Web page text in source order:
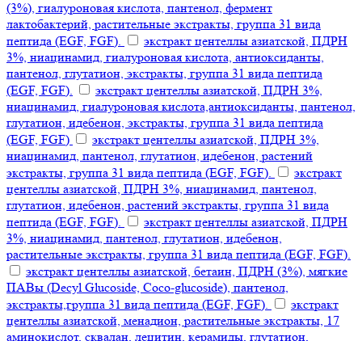
(3%), гиалуроновая кислота, пантенол, фермент
лактобактерий, растительные экстракты, группа 31 вида
пептида (EGF, FGF).
экстракт центеллы азиатской, ПДРН
3%, ниацинамид, гиалуроновая кислота, антиоксиданты,
пантенол, глутатион, экстракты, группа 31 вида пептида
(EGF, FGF).
экстракт центеллы азиатской, ПДРН 3%,
ниацинамид, гиалуроновая кислота,антиоксиданты, пантенол,
глутатион, идебенон, экстракты, группа 31 вида пептида
(EGF, FGF)
экстракт центеллы азиатской, ПДРН 3%,
ниацинамид, пантенол, глутатион, идебенон, растений
экстракты, группа 31 вида пептида (EGF, FGF).
экстракт
центеллы азиатской, ПДРН 3%, ниацинамид, пантенол,
глутатион, идебенон, растений экстракты, группа 31 вида
пептида (EGF, FGF).
экстракт центеллы азиатской, ПДРН
3%, ниацинамид, пантенол, глутатион, идебенон,
растительные экстракты, группа 31 вида пептида (EGF, FGF).
экстракт центеллы азиатской, бетаин, ПДРН (3%), мягкие
ПАВы (Decyl Glucoside, Coco-glucoside), пантенол,
экстракты,группа 31 вида пептида (EGF, FGF).
экстракт
центеллы азиатской, менадион, растительные экстракты, 17
аминокислот, сквалан, лецитин, керамиды, глутатион,